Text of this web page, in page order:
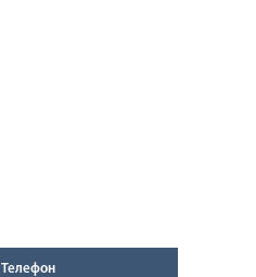
Телефон